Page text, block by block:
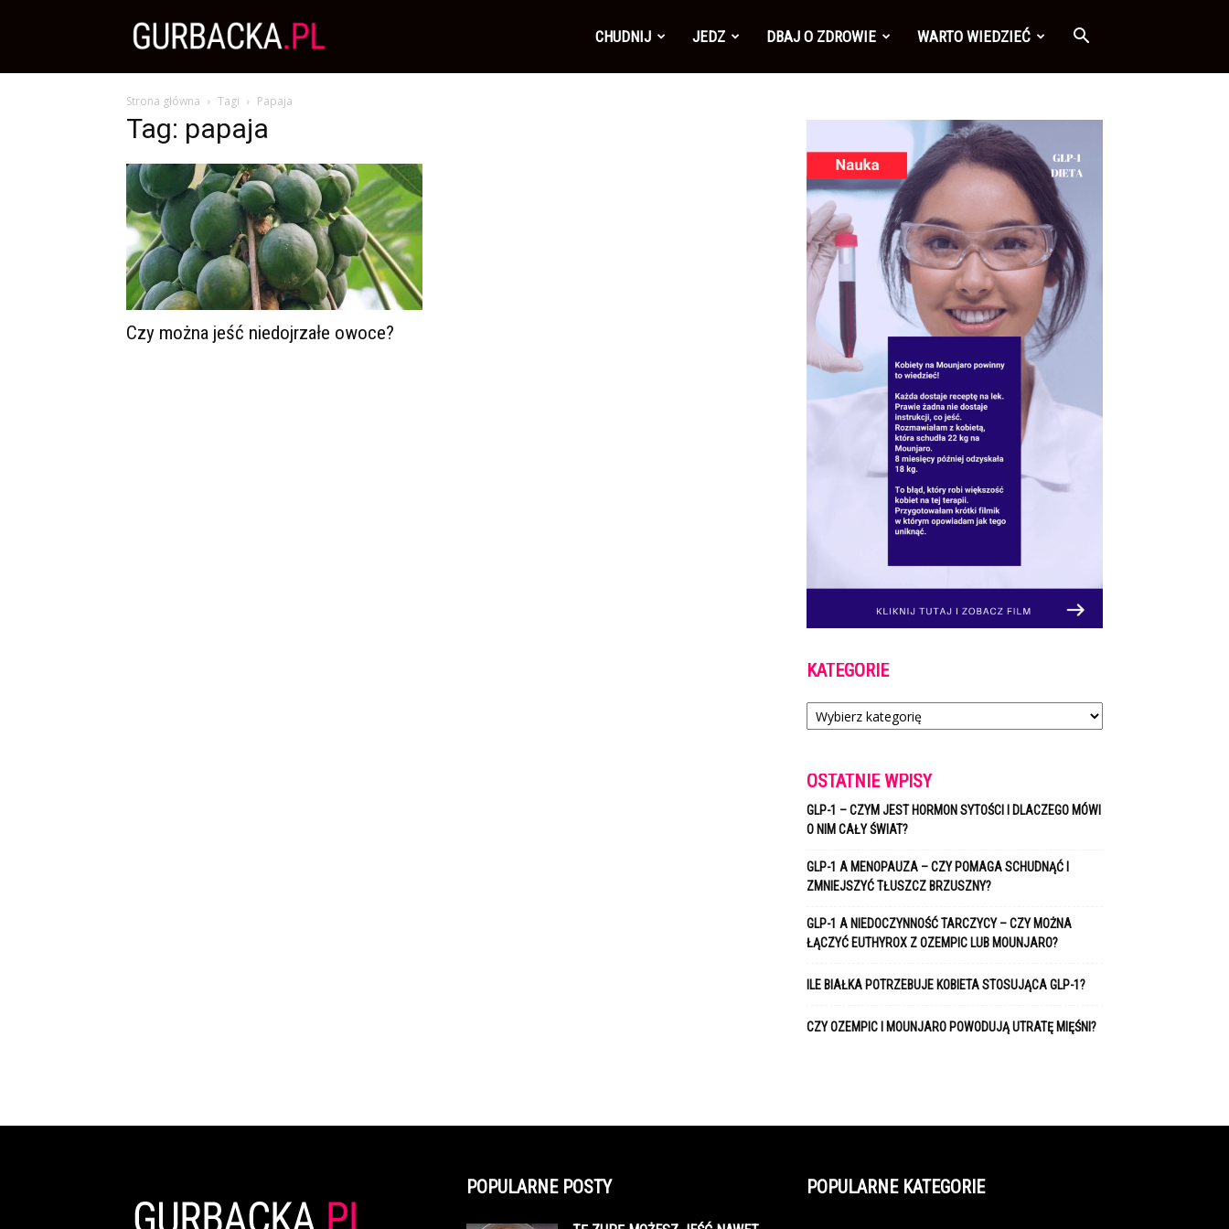
Odchudzanie
i
przepisy
CHUDNIJ JEDZ DBAJ O ZDROWIE WARTO WIEDZIEĆ
Strona główna Tagi Papaja
Tag: papaja
Czy można jeść niedojrzałe owoce?
KATEGORIE
Kategorie
OSTATNIE WPISY
GLP-1 – CZYM JEST HORMON SYTOŚCI I DLACZEGO MÓWI
O NIM CAŁY ŚWIAT?
GLP-1 A MENOPAUZA – CZY POMAGA SCHUDNĄĆ I
ZMNIEJSZYĆ TŁUSZCZ BRZUSZNY?
GLP-1 A NIEDOCZYNNOŚĆ TARCZYCY – CZY MOŻNA
ŁĄCZYĆ EUTHYROX Z OZEMPIC LUB MOUNJARO?
ILE BIAŁKA POTRZEBUJE KOBIETA STOSUJĄCA GLP-1?
CZY OZEMPIC I MOUNJARO POWODUJĄ UTRATĘ MIĘŚNI?
POPULARNE POSTY POPULARNE KATEGORIE